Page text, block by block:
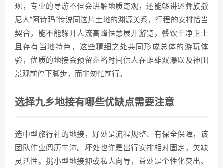
现，专业的导游不但会讲解地质奇观，还能够讲述彝族撒
尼人“阿诗玛”传说同这片土地的渊源关系，行程的安排恰当
契合，能不能躲开人流高峰惬意展开游览，餐饮干净卫士
且存有当地特色，这些精细之处共同形成总体的游玩体
验，优质的地接会预留充裕时间供人在雌雄双瀑以及神田
景观前停下脚步，而非匆忙前行。
选择九乡地接有哪些优缺点需要注意
选中型旅行社的地接，好处是流程规整、有保全保障，该
团队作业阅历丰沛。坏处也许是出行安排相对固定，欠缺
灵活性。挑小型地接抑或私人向导，益处是个性化突出、